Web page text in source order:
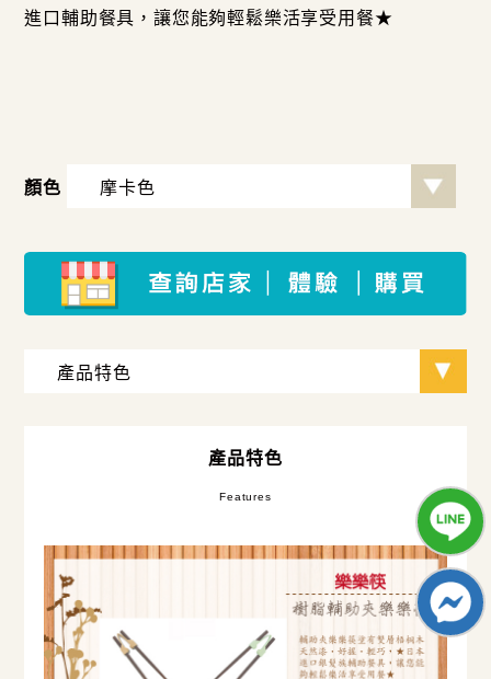
進口輔助餐具，讓您能夠輕鬆樂活享受用餐★
顏色
產品特色
Features